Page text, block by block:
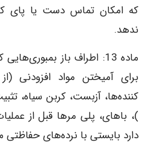
که امکان تماس دست یا پای
ندهد.
ماده‌ 13: اطراف باز
برای آمیختن مواد افزودنی
کننده‌ها، آزبست، کربن سیاه،
)، باهای، پلی مرها قبل از
دارد بایستی با نرده‌های